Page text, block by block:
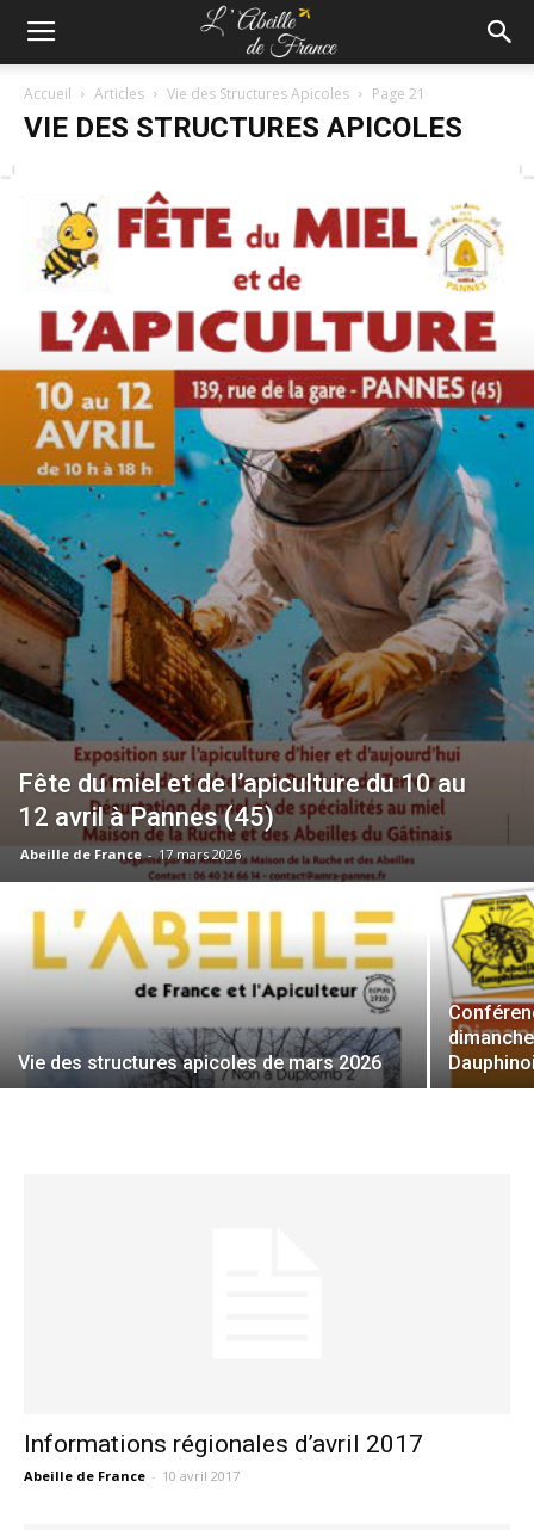
Accueil Articles Vie des Structures Apicoles Page 21
VIE DES STRUCTURES APICOLES
Fête du miel et de l’apiculture du 10 au
12 avril à Pannes (45)
Abeille de France - 17 mars 2026
Vie des structures apicoles de mars 2026
Informations régionales d’avril 2017
Abeille de France - 10 avril 2017